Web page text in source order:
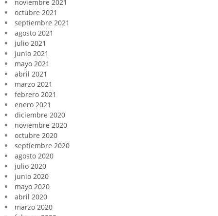
noviembre 2021
octubre 2021
septiembre 2021
agosto 2021
julio 2021
junio 2021
mayo 2021
abril 2021
marzo 2021
febrero 2021
enero 2021
diciembre 2020
noviembre 2020
octubre 2020
septiembre 2020
agosto 2020
julio 2020
junio 2020
mayo 2020
abril 2020
marzo 2020